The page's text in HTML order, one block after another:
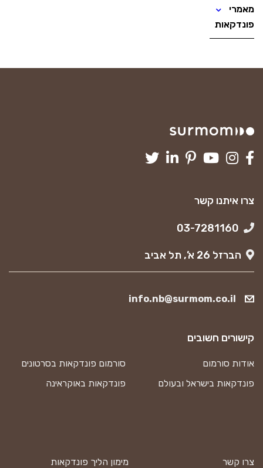
מאמרי
פונדקאות
צרו איתנו קשר
הברזל 26 א’, תל אביב
info.nb@surmom.co.il
צרו קשר
מימון הליך פונדקאות
קישורים חשובים
אודות סורמום
סורמום פונדקאות בסרטונים
פונדקאות בישראל ובעולם
פונדקאות באוקראינה